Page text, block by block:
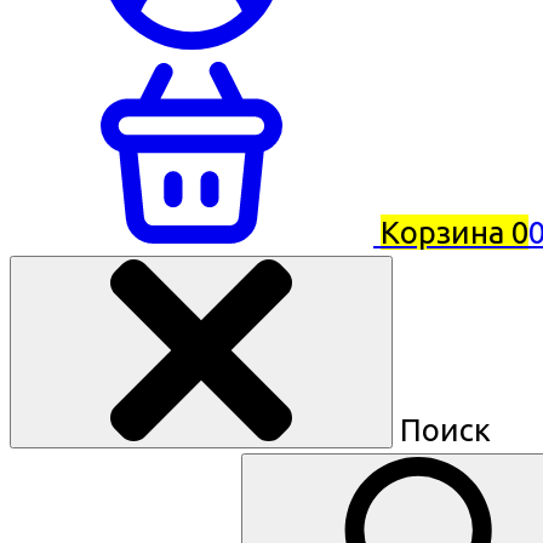
Корзина 0
Поиск